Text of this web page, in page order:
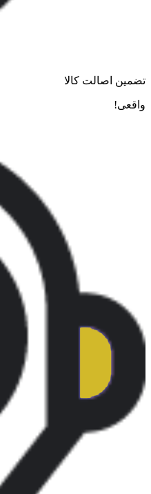
تضمین اصالت کالا
واقعی!